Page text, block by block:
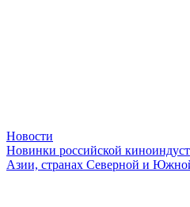
Новости
Новинки российской
Азии, странах Северной и